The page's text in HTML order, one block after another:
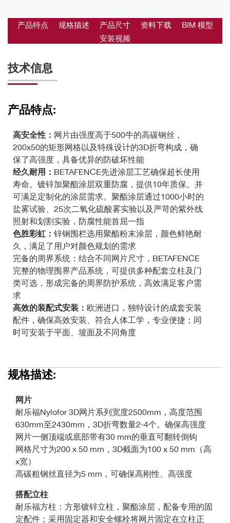
产品特点 规格描述 产品尺寸 资料下载
BIM 模型
安装视频
技术信息
产品特点:
高安全性： 网片由强度高于500牛的高碳钢丝，
200x50的矩形网格以及特殊设计的3D折弯构成，确
保了高强度，具备优异的防破坏性能
经久耐用： BETAFENCE先进涂层工艺确保超长使用
寿命。镀锌加聚酯涂层双重防腐，提供10年质保。并
可满足定制化的涂层需求。聚酯涂层通过1000小时的
盐雾试验、25次二氧化硫酸雾实验以及严苛的紫外线
照射和划割实验，防腐性能首屈一指
色胜彩虹： 锌钢围栏选用聚酯粉末涂层，颜色鲜艳耐
久，满足了用户对颜色规划的需求
完备的周界系统：结合不同网片尺寸，BETAFENCE
完整的物理围界产品系统，可提供多种配套立柱及门
类可选，形成完备的周界防护系统，高效满足客户需
求
高效的装配式安装： 欧洲进口，独特设计的成套安装
配件，确保高效安装、符合人体工学，专业便捷；同
时可安装于平面、坡面及不同角度
规格描述:
网片
耐乐福Nylofor 3D网片系列宽度2500mm，高度范围
630mm至2430mm，3D折弯数量2-4个。确保高强度
网片一侧顶端或底部带有30 mm的垂直可翻转倒钩
网格尺寸为200 x 50 mm，3D截面为100 x 50 mm（高
x宽）
高碳粗钢丝直径为5 mm，可确保高刚性、高强度
搭配立柱
耐乐福方柱：方形镀锌立柱，聚酯涂层，配备专用的固
定配件；采用固定器和安全螺栓将网片固定在立柱正